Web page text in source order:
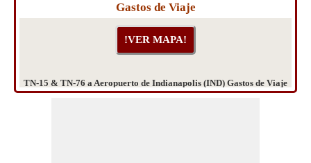
Gastos de Viaje
TN-15 & TN-76 a Aeropuerto de Indianapolis (IND) Gastos de Viaje